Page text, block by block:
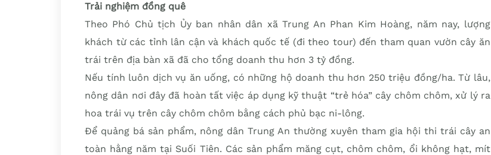
Trải nghiệm đồng quê
Theo Phó Chủ tịch Ủy ban nhân dân xã Trung An Phan Kim Hoàng, năm nay, lượng
khách từ các tỉnh lân cận và khách quốc tế (đi theo tour) đến tham quan vườn cây ăn
trái trên địa bàn xã đã cho tổng doanh thu hơn 3 tỷ đồng.
Nếu tính luôn dịch vụ ăn uống, có những hộ doanh thu hơn 250 triệu đồng/ha. Từ lâu,
nông dân nơi đây đã hoàn tất việc áp dụng kỹ thuật “trẻ hóa” cây chôm chôm, xử lý ra
hoa trái vụ trên cây chôm chôm bằng cách phủ bạc ni-lông.
Để quảng bá sản phẩm, nông dân Trung An thường xuyên tham gia hội thi trái cây an
toàn hằng năm tại Suối Tiên. Các sản phẩm măng cụt, chôm chôm, ổi không hạt, mít